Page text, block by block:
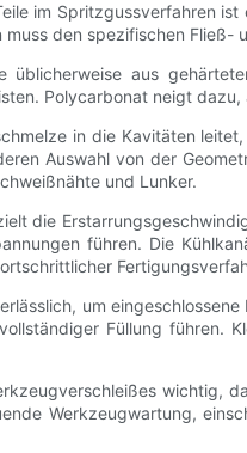
im Spritzgussverfahren
den spezifischen
üblicherweise aus
Polycarbonat neigt
in die Kavitäten
Auswahl von der
und Lunker.
die
führen. Die
um
Füllung führen.
wichtig,
Werkzeugwartung,